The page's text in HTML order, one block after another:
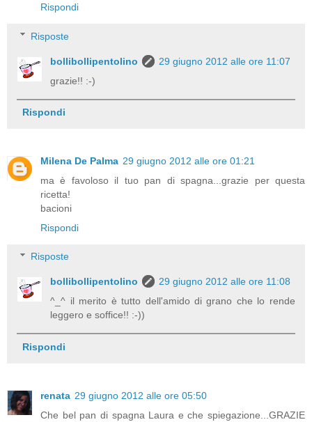
Rispondi
Risposte
bollibollipentolino
29 giugno 2012 alle ore 11:07
grazie!! :-)
Rispondi
Milena De Palma 29 giugno 2012 alle ore 01:21
ma è favoloso il tuo pan di spagna...grazie per questa
ricetta!
bacioni
Rispondi
Risposte
bollibollipentolino
29 giugno 2012 alle ore 11:08
^_^ il merito è tutto dell'amido di grano che lo rende
leggero e soffice!! :-))
Rispondi
renata 29 giugno 2012 alle ore 05:50
Che bel pan di spagna Laura e che spiegazione...GRAZIE